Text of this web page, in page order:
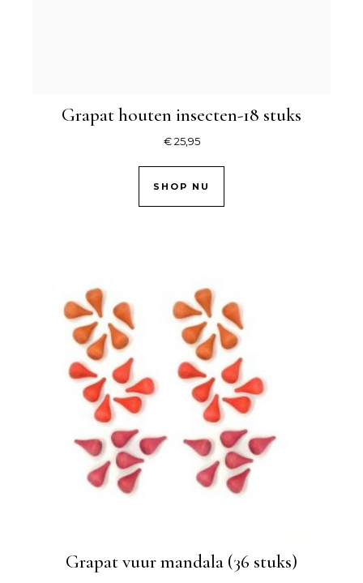
Grapat houten insecten-18 stuks
€25,95
SHOP NU
Grapat vuur mandala (36 stuks)